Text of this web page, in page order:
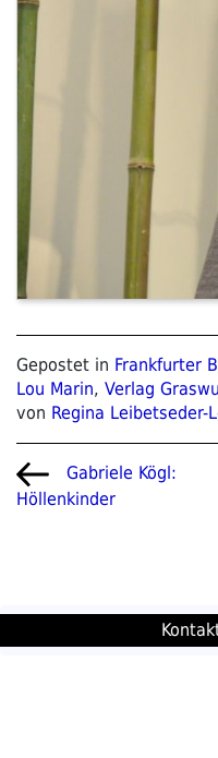
Gepostet in Frankfurter
Lou Marin, Verlag
von Regina Leibetseder-
Vorheriger
Beitrag
Gabriele Kögl:
Höllenkinder